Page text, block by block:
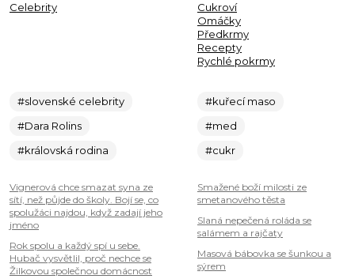
Celebrity
#slovenské celebrity
#Dara Rolins
#královská rodina
Vignerová chce smazat syna ze
sítí, než půjde do školy. Bojí se, co
spolužáci najdou, když zadají jeho
jméno
Rok spolu a každý spí u sebe.
Hubač vysvětlil, proč nechce se
Žilkovou společnou domácnost
Cukroví
Omáčky
Předkrmy
Recepty
Rychlé pokrmy
#kuřecí maso
#med
#cukr
Smažené boží milosti ze
smetanového těsta
Slaná nepečená roláda se
salámem a rajčaty
Masová bábovka se šunkou a
sýrem